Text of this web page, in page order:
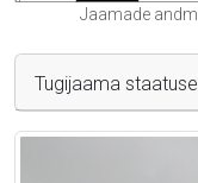
Jaamade
Tugijaama